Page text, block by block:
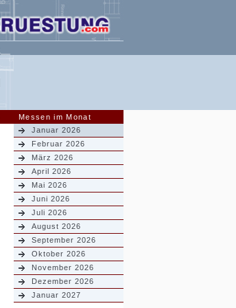
Messen im Monat
Januar 2026
Februar 2026
März 2026
April 2026
Mai 2026
Juni 2026
Juli 2026
August 2026
September 2026
Oktober 2026
November 2026
Dezember 2026
Januar 2027